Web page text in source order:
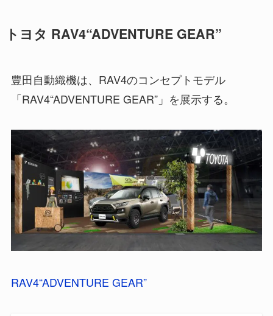
トヨタ RAV4“ADVENTURE GEAR”
豊田自動織機は、RAV4のコンセプトモデル
「RAV4“ADVENTURE GEAR”」を展示する。
RAV4“ADVENTURE GEAR”